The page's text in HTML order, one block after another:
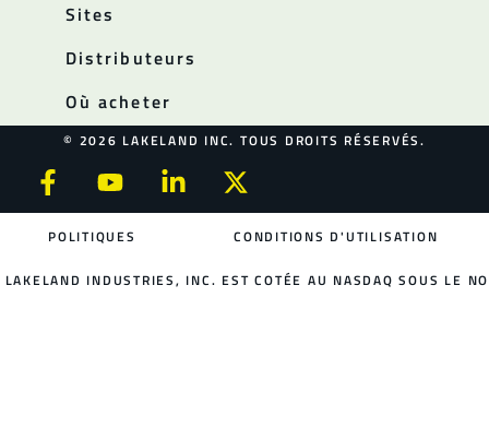
Sites
Distributeurs
Où acheter
© 2026 LAKELAND INC. TOUS DROITS RÉSERVÉS.
POLITIQUES CONDITIONS D'UTILISATION
LAKELAND INDUSTRIES, INC. EST COTÉE AU NASDAQ SOUS LE